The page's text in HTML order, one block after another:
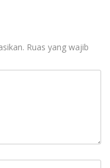
Ruas yang wajib